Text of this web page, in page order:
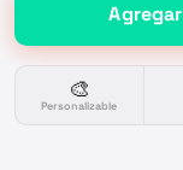
Agregar
🎨
Personalizable